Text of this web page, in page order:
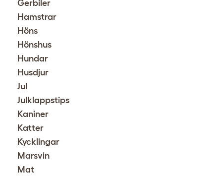
Gerbiler
Hamstrar
Höns
Hönshus
Hundar
Husdjur
Jul
Julklappstips
Kaniner
Katter
Kycklingar
Marsvin
Mat